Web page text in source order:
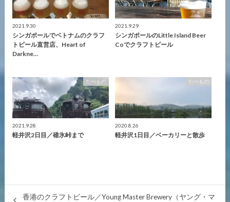
2021.9.30
シンガポールでベトナムのクラフ
トビール直営店、Heart of
Darkne…
2021.9.29
シンガポールのLittle Island Beer
Coでクラフトビール
たべもの
2021.9.28
軽井沢2日目／碓氷峠まで
たべもの
2020.8.26
軽井沢1日目／ベーカリーと散歩
香港のクラフトビール／Young Master Brewery（ヤング・マ